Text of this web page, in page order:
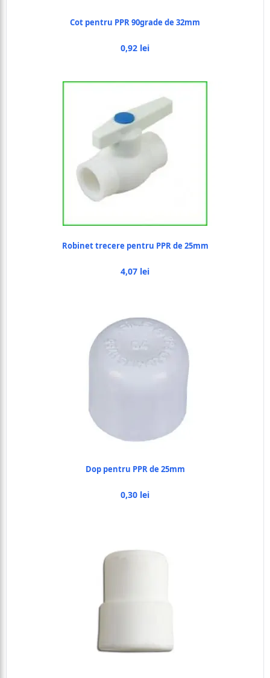
Cot pentru PPR 90grade de 32mm
0,92 lei
Robinet trecere pentru PPR de 25mm
4,07 lei
Dop pentru PPR de 25mm
0,30 lei